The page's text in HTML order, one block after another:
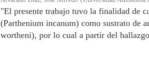
"El presente trabajo tuvo la finalidad de
(Parthenium incanum) como sustrato de
wortheni), por lo cual a partir del